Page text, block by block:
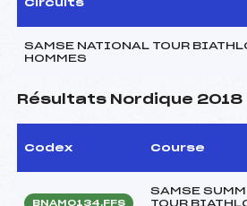
Circuits
SAMSE NATIONAL TOUR
HOMMES
Résultats Nordique 2018
Codex Course
BNAM0134.FFS
SAMSE
TOUR